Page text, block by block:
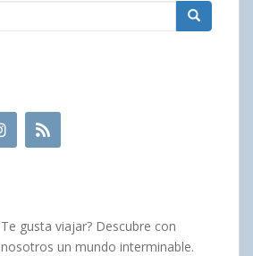
Te gusta viajar? Descubre con
nosotros un mundo interminable.